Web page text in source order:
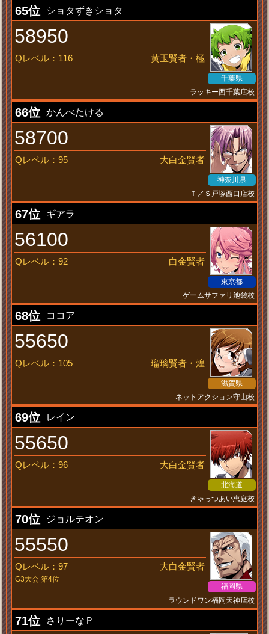
65位 ショタずきショタ
58950
Qレベル：116 黄玉賢者・極
千葉県
ラッキー西千葉店校
66位 かんべたける
58700
Qレベル：95 大白金賢者
神奈川県
Ｔ／Ｓ戸塚西口店校
67位 ギアラ
56100
Qレベル：92 白金賢者
東京都
ゲームサファリ池袋校
68位 ココア
55650
Qレベル：105 瑠璃賢者・煌
滋賀県
ネットアクション守山校
69位 レイン
55650
Qレベル：96 大白金賢者
北海道
きゃっつあい恵庭校
70位 ジョルテオン
55550
Qレベル：97 大白金賢者
G3大会 第4位
福岡県
ラウンドワン福岡天神店校
71位 さりーなＰ